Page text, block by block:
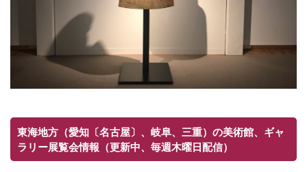
東海地方（愛知〔名古屋〕、岐阜、三重）の美術館、ギャ
ラリー展覧会情報（更新中、毎週木曜日配信）